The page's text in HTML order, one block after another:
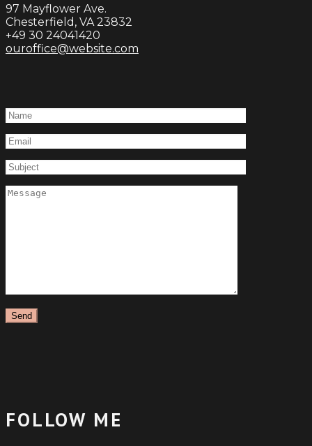
97 Mayflower Ave.
Chesterfield, VA 23832
+49 30 24041420
ouroffice@website.com
FOLLOW ME